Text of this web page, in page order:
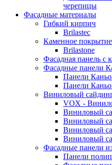
черепицы
Фасадные материалы
Гибкий кирпич
Brilastec
Каменное покрытие
Brilastone
Фасадная панель с
Фасадные панели
Панели
Панели
Виниловый
VOX -
Виниловый
Виниловый
Виниловый
Виниловый
Фасадные панели
Панели